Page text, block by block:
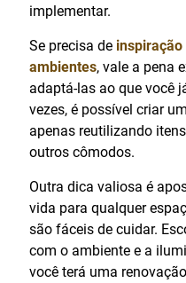
implementar.
Se precisa de
ambientes, vale a pena
adaptá-las ao que você
vezes, é possível criar
apenas reutilizando
outros cômodos.
Outra dica valiosa é
vida para qualquer
são fáceis de cuidar.
com o ambiente e a
você terá uma